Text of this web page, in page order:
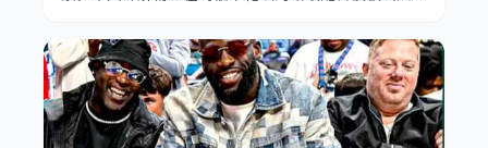
B站和抖音的流行演变。